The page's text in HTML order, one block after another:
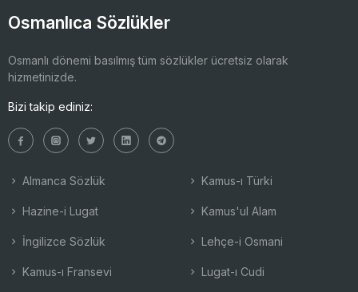
Osmanlıca Sözlükler
Osmanlı dönemi basılmış tüm sözlükler ücretsiz olarak
hizmetinizde.
Bizi takip ediniz:
Almanca Sözlük
Hazine-i Lugat
İngilizce Sözlük
Kamus-ı Fransevi
Kamus-ı Türki
Kamus'ul Alam
Lehçe-i Osmani
Lugat-ı Cudi